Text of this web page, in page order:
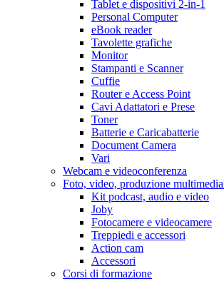
Tablet e dispositivi 2-in-1
Personal Computer
eBook reader
Tavolette grafiche
Monitor
Stampanti e Scanner
Cuffie
Router e Access Point
Cavi Adattatori e Prese
Toner
Batterie e Caricabatterie
Document Camera
Vari
Webcam e videoconferenza
Foto, video, produzione
Kit podcast, audio e video
Joby
Fotocamere e videocamere
Treppiedi e accessori
Action cam
Accessori
Corsi di formazione